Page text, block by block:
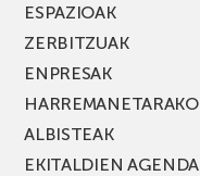
ESPAZIOAK
ZERBITZUAK
ENPRESAK
HARREMANETARAKO
ALBISTEAK
EKITALDIEN AGENDA